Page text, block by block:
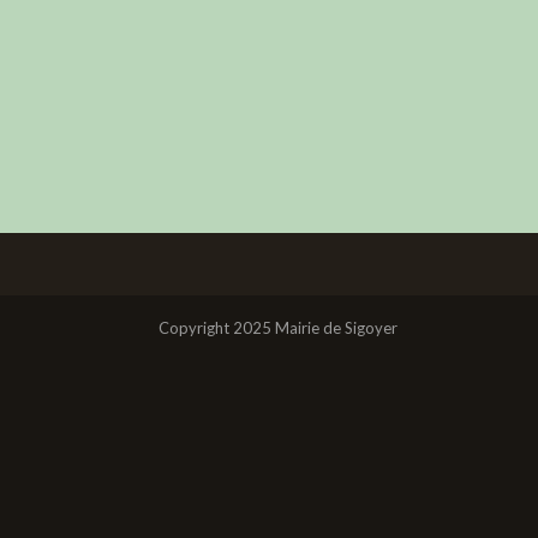
Copyright 2025 Mairie de Sigoyer